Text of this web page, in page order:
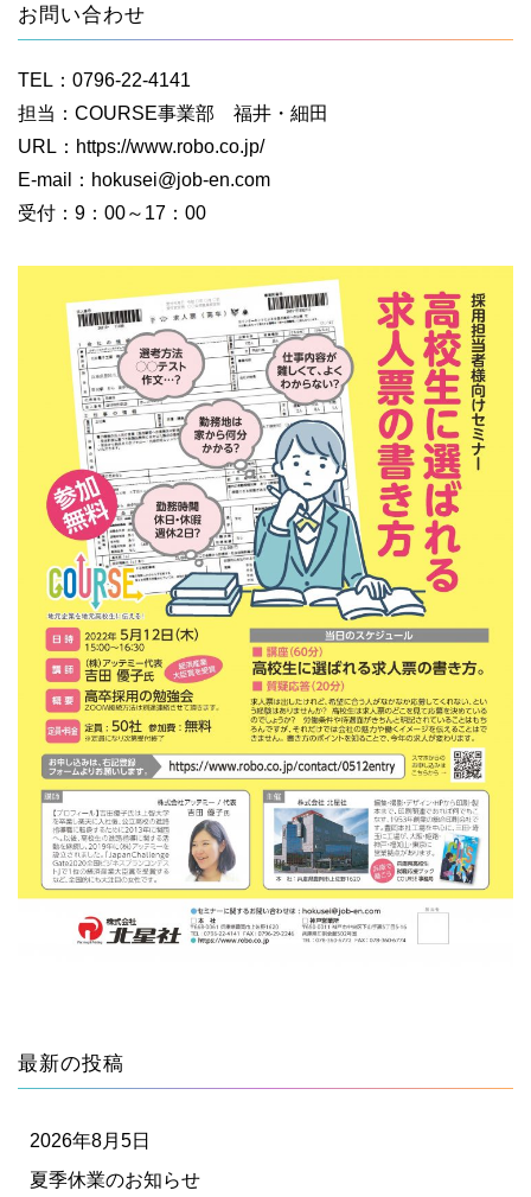
お問い合わせ
TEL：0796-22-4141
担当：COURSE事業部 福井・細田
URL：https://www.robo.co.jp/
E-mail：hokusei@job-en.com
受付：9：00～17：00
最新の投稿
2026年8月5日
夏季休業のお知らせ